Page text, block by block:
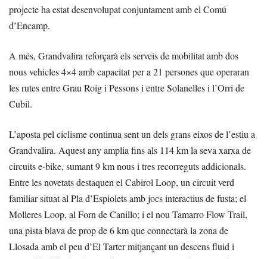
projecte ha estat desenvolupat conjuntament amb el Comú
d’Encamp.
A més, Grandvalira reforçarà els serveis de mobilitat amb dos
nous vehicles 4×4 amb capacitat per a 21 persones que operaran
les rutes entre Grau Roig i Pessons i entre Solanelles i l’Orri de
Cubil.
L’aposta pel ciclisme continua sent un dels grans eixos de l’estiu a
Grandvalira. Aquest any amplia fins als 114 km la seva xarxa de
circuits e-bike, sumant 9 km nous i tres recorreguts addicionals.
Entre les novetats destaquen el Cabirol Loop, un circuit verd
familiar situat al Pla d’Espiolets amb jocs interactius de fusta; el
Molleres Loop, al Forn de Canillo; i el nou Tamarro Flow Trail,
una pista blava de prop de 6 km que connectarà la zona de
Llosada amb el peu d’El Tarter mitjançant un descens fluid i